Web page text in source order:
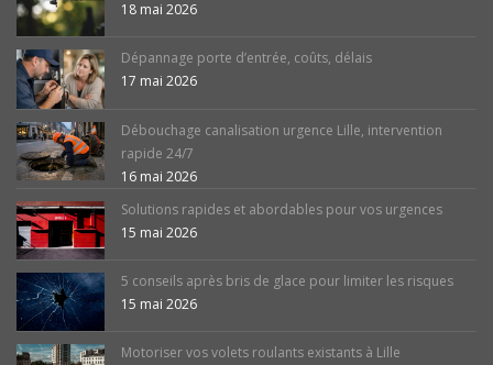
18 mai 2026
Dépannage porte d’entrée, coûts, délais
17 mai 2026
Débouchage canalisation urgence Lille, intervention
rapide 24/7
16 mai 2026
Solutions rapides et abordables pour vos urgences
15 mai 2026
5 conseils après bris de glace pour limiter les risques
15 mai 2026
Motoriser vos volets roulants existants à Lille